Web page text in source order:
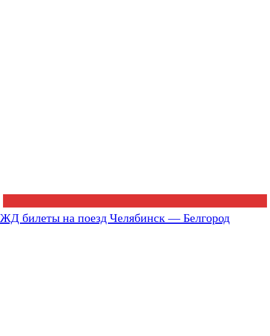
ЖД билеты на поезд Челябинск — Белгород